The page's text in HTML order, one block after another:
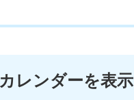
カレンダーを表示